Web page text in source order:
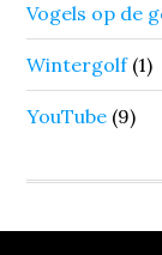
Vogels op de
Wintergolf(1)
YouTube (9)